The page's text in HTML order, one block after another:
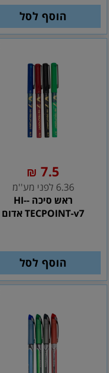
הוסף לסל
7.5
₪
6.36 לפני מע''מ
ראש סיכה -HI-
TECPOINT-v7 אדום
הוסף לסל